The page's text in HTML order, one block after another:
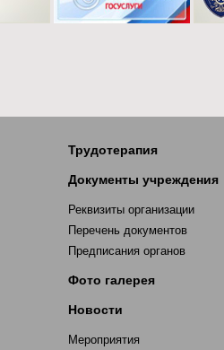
Трудотерапия
Документы учреждения
Реквизиты организации
Перечень документов
Предписания органов
Фото галерея
Новости
Мероприятия